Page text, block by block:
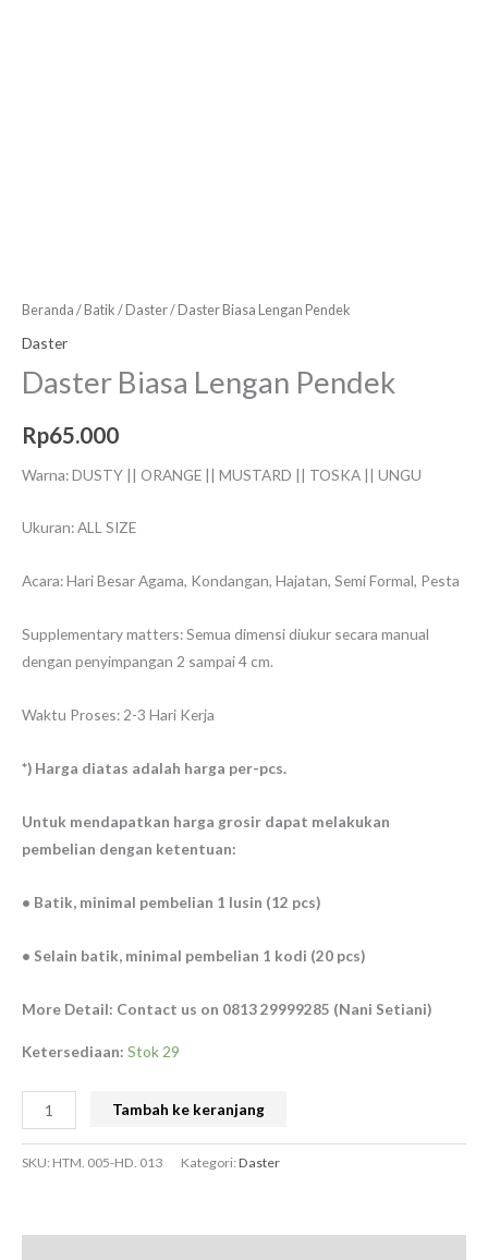
Beranda /Batik /Daster/ Daster Biasa Lengan Pendek
Daster
Daster Biasa Lengan Pendek
Rp65.000
Warna: DUSTY || ORANGE || MUSTARD || TOSKA || UNGU
Ukuran: ALL SIZE
Acara: Hari Besar Agama, Kondangan, Hajatan, Semi Formal, Pesta
Supplementary matters: Semua dimensi diukur secara manual
dengan penyimpangan 2 sampai 4 cm.
Waktu Proses: 2-3 Hari Kerja
*) Harga diatas adalah harga per-pcs.
Untuk mendapatkan harga grosir dapat melakukan
pembelian dengan ketentuan:
• Batik, minimal pembelian 1 lusin (12 pcs)
• Selain batik, minimal pembelian 1 kodi (20 pcs)
More Detail: Contact us on 0813 29999285 (Nani Setiani)
Ketersediaan: Stok 29
Tambah ke keranjang
SKU: HTM. 005-HD. 013 Kategori:Daster